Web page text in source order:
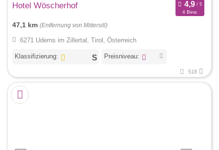
Hotel Wöscherhof
4 Bew.
47,1 km (Entfernung von Mittersill)
6271 Uderns im Zillertal, Tirol, Österreich
Klassifizierung: Preisniveau:
518